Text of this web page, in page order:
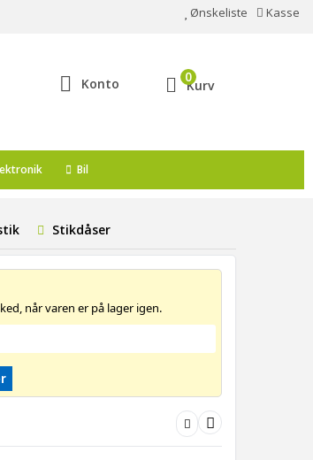
Ønskeliste Kasse
Konto Kurv
0
Bil
Stikdåser
når varen er på lager igen.